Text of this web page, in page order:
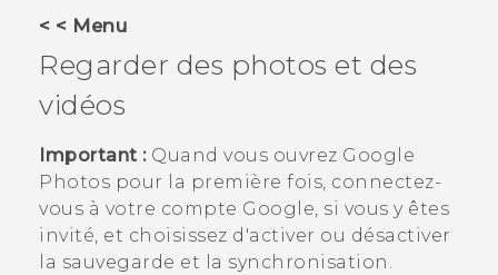
VIVERSE
ASSISTANCE
Appareils HTC & Accessoires
Connexion
< < Menu
Regarder des photos et des
vidéos
Important :Quand vous ouvrez Google
Photos pour la première fois, connectez-
vous à votre compte Google, si vous y êtes
invité, et choisissez d'activer ou désactiver
la sauvegarde et la synchronisation.